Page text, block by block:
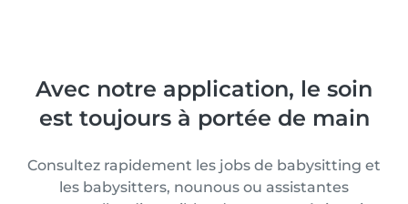
Avec notre application, le soin
est toujours à portée de main
Consultez rapidement les jobs de babysitting et
les babysitters, nounous ou assistantes